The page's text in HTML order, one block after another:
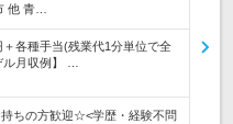
他 青…
各種手当(残業代1分単位で全
月収例】 …
ちの方歓迎☆<学歴・経験不問